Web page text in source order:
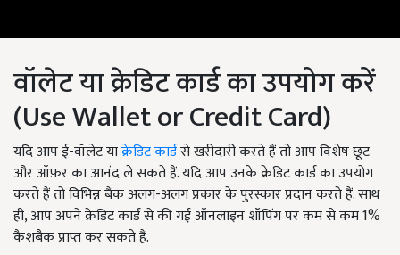
वॉलेट या क्रेडिट कार्ड का उपयोग करें
(Use Wallet or Credit Card)
यदि आप ई-वॉलेट याक्रेडिट कार्डसे खरीदारी करते हैं तो आप विशेष छूट
और ऑफ़र का आनंद ले सकते हैं. यदि आप उनके क्रेडिट कार्ड का उपयोग
करते हैं तो विभिन्न बैंक अलग-अलग प्रकार के पुरस्कार प्रदान करते हैं. साथ
ही,आप अपने क्रेडिट कार्ड से की गई ऑनलाइन शॉपिंग पर कम से कम 1%
कैशबैक प्राप्त कर सकते हैं.